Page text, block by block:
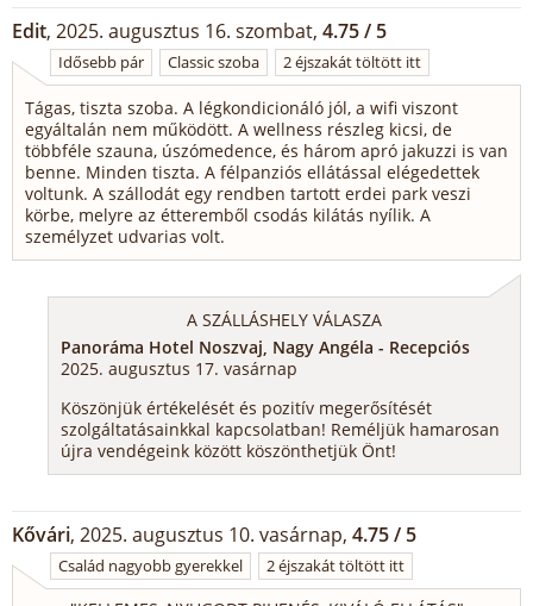
Edit, 2025. augusztus 16. szombat, 4.75 / 5
Idősebb pár Classic szoba 2 éjszakát töltött itt
Tágas, tiszta szoba. A légkondicionáló jól, a wifi viszont
egyáltalán nem működött. A wellness részleg kicsi, de
többféle szauna, úszómedence, és három apró jakuzzi is van
benne. Minden tiszta. A félpanziós ellátással elégedettek
voltunk. A szállodát egy rendben tartott erdei park veszi
körbe, melyre az étteremből csodás kilátás nyílik. A
személyzet udvarias volt.
A SZÁLLÁSHELY VÁLASZA
Panoráma Hotel Noszvaj, Nagy Angéla - Recepciós
2025. augusztus 17. vasárnap
Köszönjük értékelését és pozitív megerősítését
szolgáltatásainkkal kapcsolatban! Reméljük hamarosan
újra vendégeink között köszönthetjük Önt!
Kővári, 2025. augusztus 10. vasárnap, 4.75 / 5
Család nagyobb gyerekkel 2 éjszakát töltött itt